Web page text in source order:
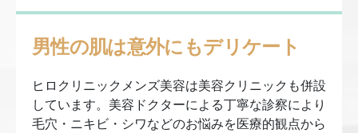
男性の肌は意外にもデリケート
ヒロクリニックメンズ美容は美容クリニックも併設
しています。美容ドクターによる丁寧な診察により
毛穴・ニキビ・シワなどのお悩みを医療的観点から